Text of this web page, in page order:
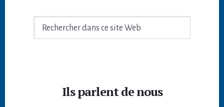
Rechercher
Ils parlent de nous